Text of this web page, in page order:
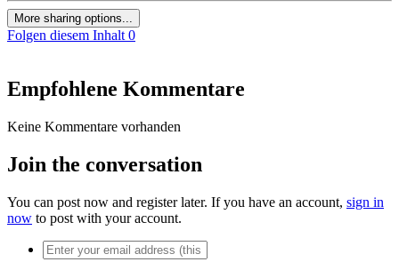
More sharing options...
Folgen diesem Inhalt 0
Empfohlene Kommentare
Keine Kommentare vorhanden
Join the conversation
You can post now and register later. If you have an account, sign in
now to post with your account.